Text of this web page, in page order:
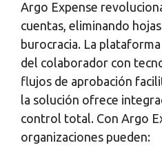
Argo Expense
cuentas, eliminando
burocracia. La
del colaborador con
flujos de aprobación
la solución ofrece
control total. Con Argo
organizaciones pueden: